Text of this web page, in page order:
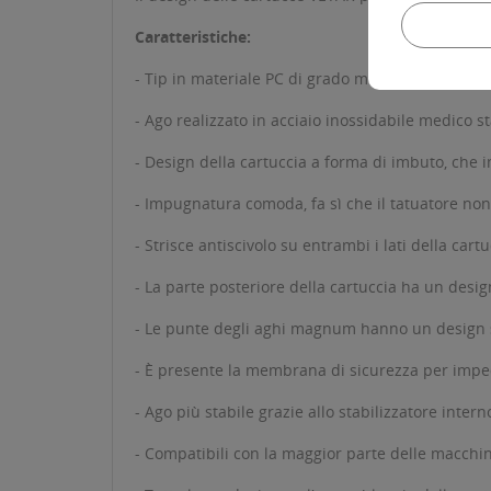
Caratteristiche:
- Tip in materiale PC di grado medico, più sicuro
- Ago realizzato in acciaio inossidabile medico
- Design della cartuccia a forma di imbuto, che
- Impugnatura comoda, fa sì che il tatuatore
- Strisce antiscivolo su entrambi i lati della
- La parte posteriore della cartuccia ha un
- Le punte degli aghi magnum hanno un
- È presente la membrana di sicurezza per
- Ago più stabile grazie allo stabilizzatore
- Compatibili con la maggior parte delle